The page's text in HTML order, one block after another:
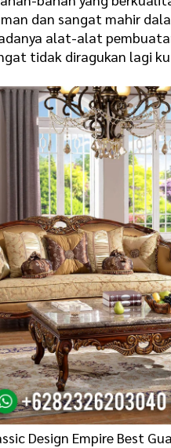
dan sangat mahir
alat-alat
tidak diragukan lagi
Design Empire Best